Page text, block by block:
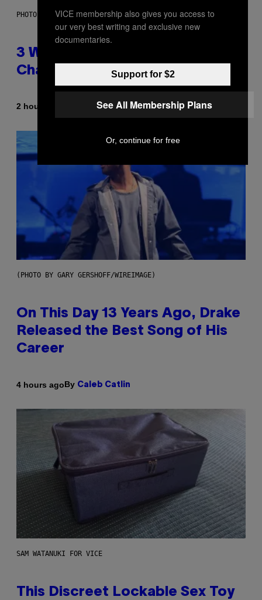
PHOTO ILLUSTRATION BY IAN WALDIE/GETTY IMAGES
3 Ways Your Music Taste
Changes as You Get Older
2 hours ago Dan Milam
(PHOTO BY GARY GERSHOFF/WIREIMAGE)
On This Day 13 Years Ago, Drake
Released the Best Song of His
Career
4 hours agoBy Caleb Catlin
SAM WATANUKI FOR VICE
This Discreet Lockable Sex Toy
VICE membership also gives you access to
our very best writing and exclusive new
documentaries.
Support for $2
See All Membership Plans
Or, continue for free